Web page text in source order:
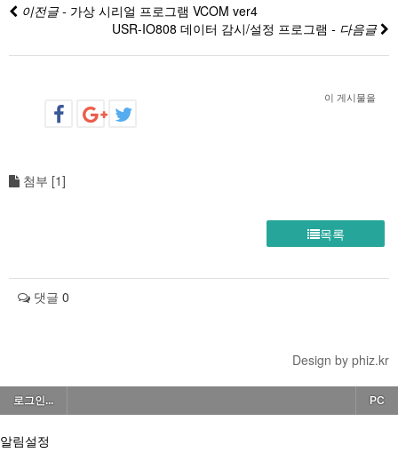
이전글 - 가상 시리얼 프로그램 VCOM ver4
USR-IO808 데이터 감시/설정 프로그램 - 다음글
이 게시물을
첨부 [1]
목록
댓글 0
Design by phiz.kr
로그인... PC
알림설정